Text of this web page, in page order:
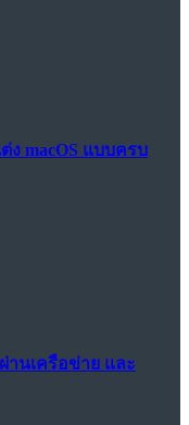
macOS แบบครบ
านเครือข่าย และ